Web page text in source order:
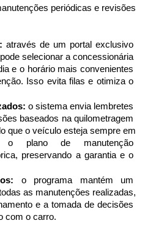
periódicas e revisões
através de um portal exclusivo
selecionar a concessionária
e o horário mais convenientes
Isso evita filas e otimiza o
o sistema envia lembretes
baseados na quilometragem
que o veículo esteja sempre em
o plano de manutenção
preservando a garantia e o
o programa mantém um
as manutenções realizadas,
e a tomada de decisões
com o carro.